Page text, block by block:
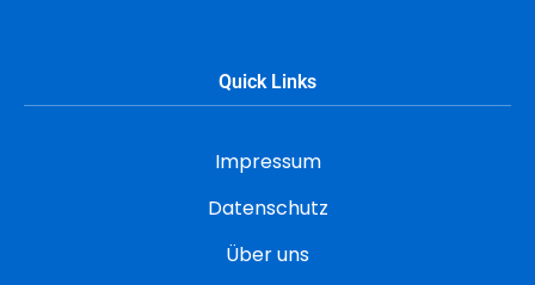
Quick Links
Impressum
Datenschutz
Über uns